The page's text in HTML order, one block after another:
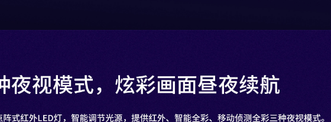
夜视模式，炫彩画面昼夜续航
阵式红外LED灯，智能调节光源，提供红外、智能全彩、移动侦测全彩三种夜视模式。